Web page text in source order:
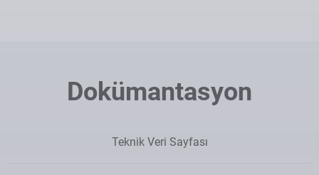
Dokümantasyon
Teknik Veri Sayfası